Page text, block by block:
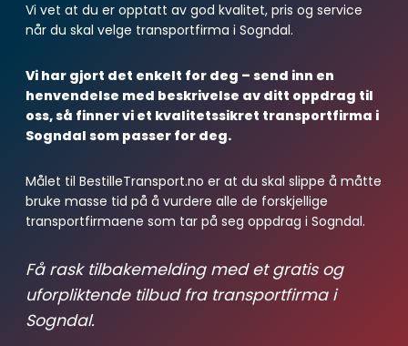
Vi vet at du er opptatt av god kvalitet, pris og service
når du skal velge transportfirma i Sogndal.
Vi har gjort det enkelt for deg – send inn en
henvendelse med beskrivelse av ditt oppdrag til
oss, så finner vi et kvalitetssikret transportfirma i
Sogndal som passer for deg.
Målet til BestilleTransport.no er at du skal slippe å måtte
bruke masse tid på å vurdere alle de forskjellige
transportfirmaene som tar på seg oppdrag i Sogndal.
Få rask tilbakemelding med et gratis og
uforpliktende tilbud fra transportfirma i
Sogndal.